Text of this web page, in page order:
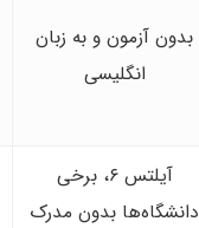
بدون آزمون و به زبان
انگلیسی
آیلتس ۶، برخی
دانشگاه‌ها بدون مدرک